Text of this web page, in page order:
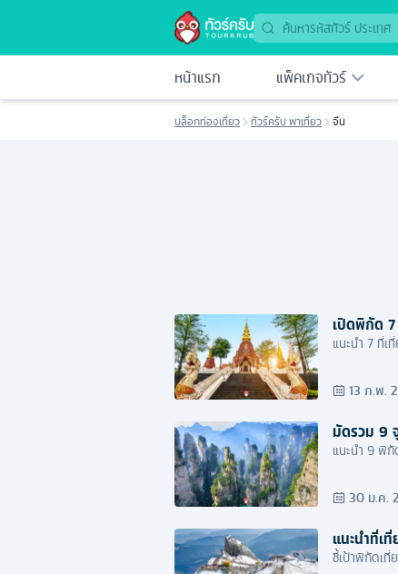
หน้าแรก แพ็คเกจทัวร์
บล็อกท่องเที่ยว ทัวร์ครับ พาเที่ยว จีน
เปิดพิกัด
แนะนำ 7 ที่เ
13 ก.พ.
มัดรวม 9
แนะนำ 9 พิ
30 ม.ค.
แนะนำที่เ
ชี้เป้าพิกัดเที่